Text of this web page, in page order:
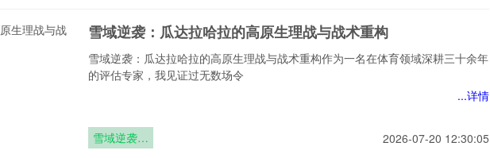
杯裁判生物
数据如何重
塑判罚信任
**
雪域逆袭：瓜达拉哈拉的高原生理战与战术重构
雪域逆袭：瓜达拉哈拉的高原生理战与战术重构作为一名在体育领域深耕三十余年
的评估专家，我见证过无数场令
...详情
雪域逆袭：
2026-07-20 12:30:05